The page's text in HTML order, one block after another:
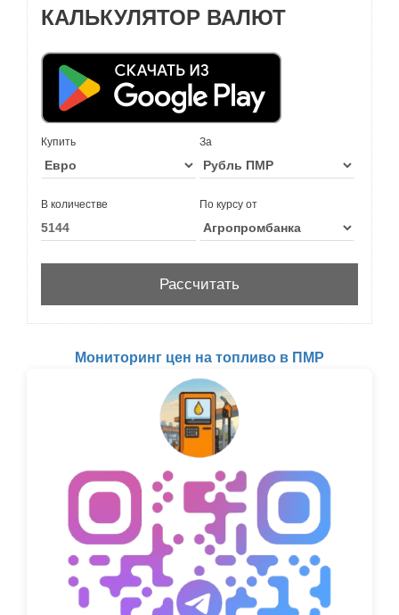
КАЛЬКУЛЯТОР ВАЛЮТ
Купить За
В количестве По курсу от
Мониторинг цен на топливо в ПМР